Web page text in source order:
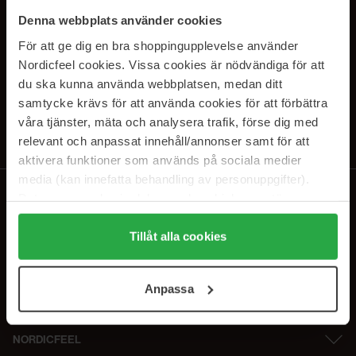
Denna webbplats använder cookies
För att ge dig en bra shoppingupplevelse använder
Nordicfeel cookies. Vissa cookies är nödvändiga för att
du ska kunna använda webbplatsen, medan ditt
samtycke krävs för att använda cookies för att förbättra
våra tjänster, mäta och analysera trafik, förse dig med
relevant och anpassat innehåll/annonser samt för att
aktivera funktioner som används på sociala medier
media (kan innefatta behandling av personuppgifter).
Genom att trycka på "Tillåt alla cookies" accepterar du
alla cookies, medan du under "Detaljer" kan anpassa
användningen av cookies. Du kan när som helst återkalla
samt vår Integritetspolicy.
Tillåt alla cookies
Anpassa
SUBSCRIBE TO OUR
NEWSLETTER
E-postadresse
Ved å abonnere godtar du vårpersonvernerklæring. Du kan melde deg
NORDICFEEL